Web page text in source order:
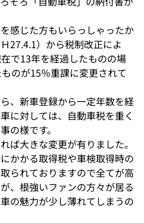
感じた方もいらっしゃったか
27.4.1）から税制改正によ
で13年を経過したものの場
のが15％重課に変更されて
、新車登録から一定年数を経
に対しては、自動車税を重く
の様です。
ば大きな変更が有りました。
かかる取得税や車検取得時の
られておりますので全てが高
、根強いファンの方々が居る
の魅力が少し薄れてしまうの